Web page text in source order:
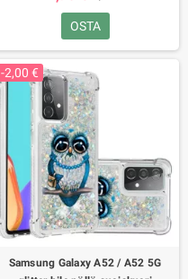
OSTA
-2,00 €
Samsung Galaxy A52 / A52 5G